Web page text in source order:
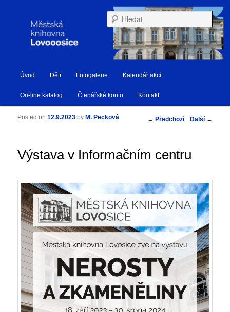
Knihovna Lovosice
Hlavní navigační menu
Přejít k hlavnímu obsahu webu
Přejít k obsahu postranního panelu
Úvod Děti Fotogalerie Kalendář akcí
On-line katalog Čtenářské konto Kontakt
Navigace pro příspěvky ← Předchozí Další →
Výstava v Informačním centru
Posted on12.9.2023 by M. Pecková